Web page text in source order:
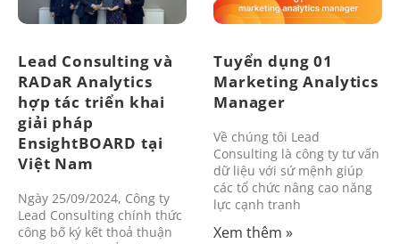
Lead Consulting và
RADaR Analytics
hợp tác triển khai
giải pháp
EnsightBOARD tại
Việt Nam
Ngày 25/09/2024, Công ty
Lead Consulting chính thức
công bố ký kết thoả thuận
Tuyển dụng 01
Marketing Analytics
Manager
Về chúng tôi Lead
Consulting là công ty tư vấn
dữ liệu với sứ mệnh giúp
các tổ chức nâng cao năng
lực cạnh tranh
Xem thêm »